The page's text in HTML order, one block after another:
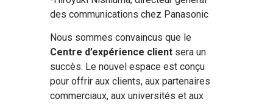
des communications chez Panasonic
Nous sommes convaincus que le
Centre d’expérience client sera un
succès. Le nouvel espace est conçu
pour offrir aux clients, aux partenaires
commerciaux, aux universités et aux